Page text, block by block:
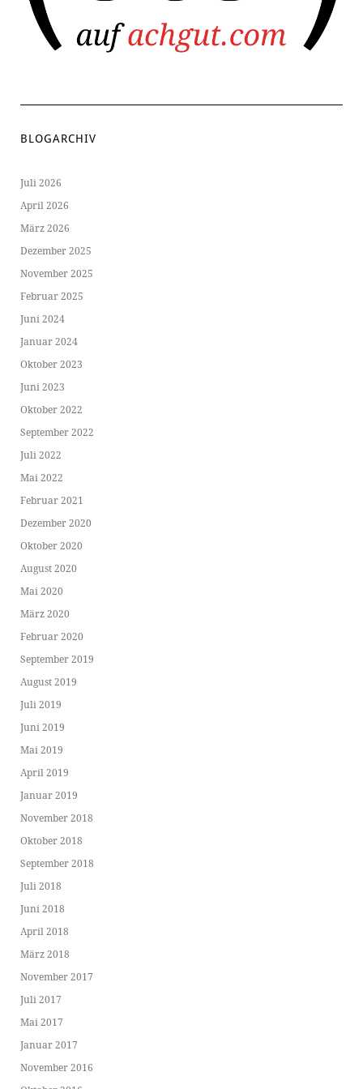
BLOGARCHIV
Juli 2026
April 2026
März 2026
Dezember 2025
November 2025
Februar 2025
Juni 2024
Januar 2024
Oktober 2023
Juni 2023
Oktober 2022
September 2022
Juli 2022
Mai 2022
Februar 2021
Dezember 2020
Oktober 2020
August 2020
Mai 2020
März 2020
Februar 2020
September 2019
August 2019
Juli 2019
Juni 2019
Mai 2019
April 2019
Januar 2019
November 2018
Oktober 2018
September 2018
Juli 2018
Juni 2018
April 2018
März 2018
November 2017
Juli 2017
Mai 2017
Januar 2017
November 2016